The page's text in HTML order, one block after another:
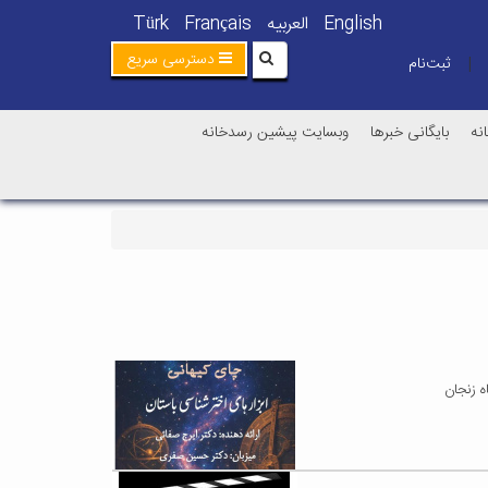
English العربیه Français
Türk
| ثبت‌نام دسترسی سریع
بایگانی خبرها وبسایت پیشین رسدخانه
زنجان